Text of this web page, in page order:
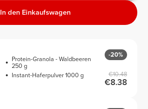
In den Einkaufswagen
Protein-Granola - Waldbeeren
250 g
Instant-Haferpulver 1000 g
-20%
€10.48
€8.38